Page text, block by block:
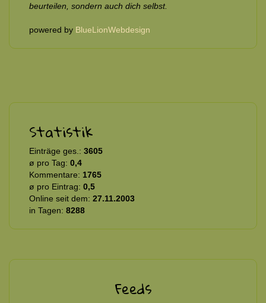
beurteilen, sondern auch dich selbst.
powered by BlueLionWebdesign
Statistik
Einträge ges.: 3605
ø pro Tag: 0,4
Kommentare: 1765
ø pro Eintrag: 0,5
Online seit dem: 27.11.2003
in Tagen: 8288
Feeds